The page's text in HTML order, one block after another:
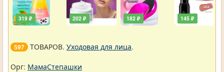
319 ₽ 202 ₽ 182 ₽ 145 ₽
597 ТОВАРОВ. Уходовая для лица.
Орг: МамаСтепашки